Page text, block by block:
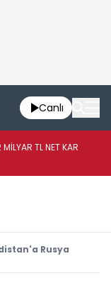
Canlı
TL NET KAR
Rusya